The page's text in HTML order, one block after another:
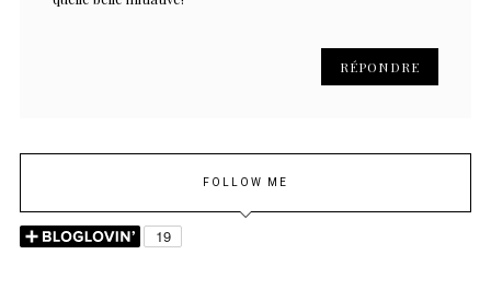
RÉPONDRE
FOLLOW ME